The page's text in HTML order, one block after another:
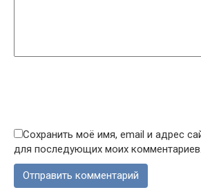
Сохранить моё имя, email и адрес
для последующих моих комментариев.